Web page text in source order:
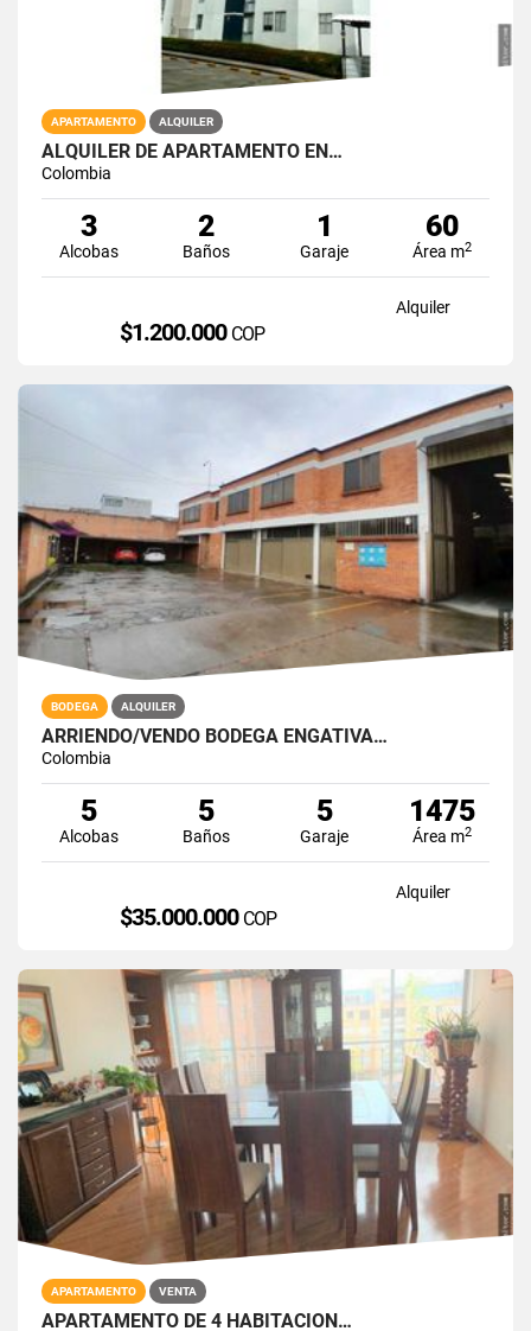
APARTAMENTO ALQUILER
ALQUILER DE APARTAMENTO EN…
Colombia
3
Alcobas
2
Baños
1
Garaje
60
Área m2
Alquiler
$1.200.000 COP
BODEGA ALQUILER
ARRIENDO/VENDO BODEGA ENGATIVÁ…
Colombia
5
Alcobas
5
Baños
5
Garaje
1475
Área m2
Alquiler
$35.000.000 COP
APARTAMENTO VENTA
APARTAMENTO DE 4 HABITACION…